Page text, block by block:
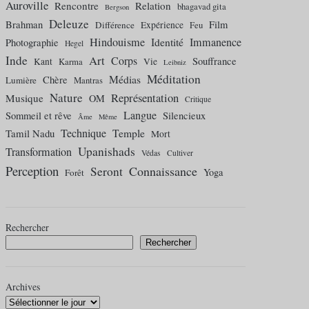
Auroville Rencontre Bergson Relation bhagavad gita
Brahman Deleuze Différence Expérience Feu Film
Photographie
Hegel Hindouisme Identité Immanence
Inde Kant Karma Art Corps Vie Leibniz Souffrance
Lumière Chère Mantras Médias Méditation
Musique Nature OM Représentation Critique
Sommeil et rêve Âme Même Langue Silencieux
Tamil Nadu Technique Temple Mort
Transformation Upanishads Védas Cultiver
Perception Forêt Seront Connaissance Yoga
Rechercher
Rechercher
Archives